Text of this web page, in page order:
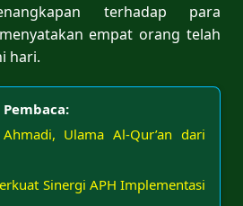
terhadap para
empat orang telah
hari.
Ahmadi, Ulama Al-Qur’an dari
Sinergi APH Implementasi